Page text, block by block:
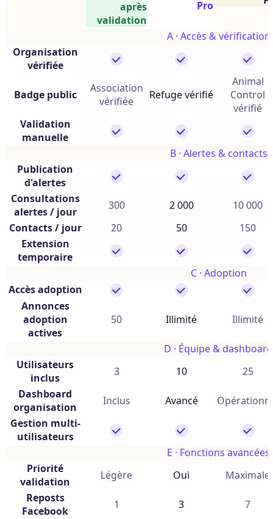
après
validation
Pro
A · Accès & vérification
Organisation
vérifiée
Badge public
Association
vérifiée
Refuge vérifié
Animal
Control
vérifié
Validation
manuelle
B · Alertes & contacts
Publication
d'alertes
Consultations
alertes / jour
300 2 000
10 000
Contacts / jour
20 50
150
Extension
temporaire
C · Adoption
Accès adoption
Annonces
adoption
actives
50 Illimité Illimité
D · Équipe & dashboard
Utilisateurs
inclus
3 10
25
Dashboard
organisation
Inclus Avancé
Gestion multi-
utilisateurs
E · Fonctions avancées
Priorité
validation
Légère Oui
Maximale
Reposts
Facebook
1 3
7